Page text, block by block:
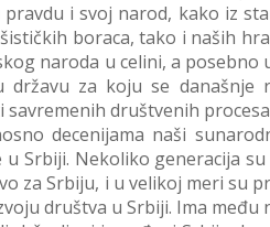
i svoj narod, kako iz
boraca, tako i naših
naroda u celini, a
državu za koju se
društvenih
decenijama naši
Srbiji. Nekoliko generacija
za Srbiju, i u velikoj meri su
društva u Srbiji. Ima